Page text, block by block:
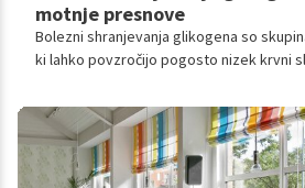
motnje presnove
Bolezni shranjevanja glikogena so
ki lahko povzročijo pogosto nizek krvni